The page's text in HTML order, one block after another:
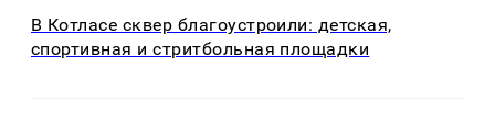
В Котласе сквер благоустроили: детская,
спортивная и стритбольная площадки